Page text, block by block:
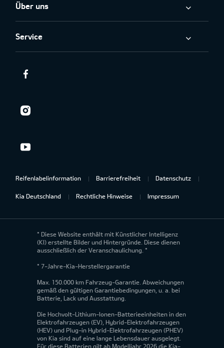
Über uns
Service
Reifenlabelinformation Barrierefreiheit Datenschutz
Kia Deutschland Rechtliche Hinweise Impressum
* Diese Website enthält mit Künstlicher Intelligenz
(KI) erstellte Bilder und Hintergründe. Diese dienen
ausschließlich der Veranschaulichung. *
* 7-Jahre-Kia-Herstellergarantie
Max. 150.000 km Fahrzeug-Garantie. Abweichungen
gemäß den gültigen Garantiebedingungen, u. a. bei
Batterie, Lack und Ausstattung.
Die Hochvolt-Lithium-Ionen-Batterieeinheiten in den
Elektrofahrzeugen (EV), Hybrid-Elektrofahrzeugen
(HEV) und Plug-in Hybrid-Elektrofahrzeugen (PHEV)
von Kia sind auf eine lange Lebensdauer ausgelegt.
Für diese Batterien gilt ab Modelljahr 2026 die Kia-